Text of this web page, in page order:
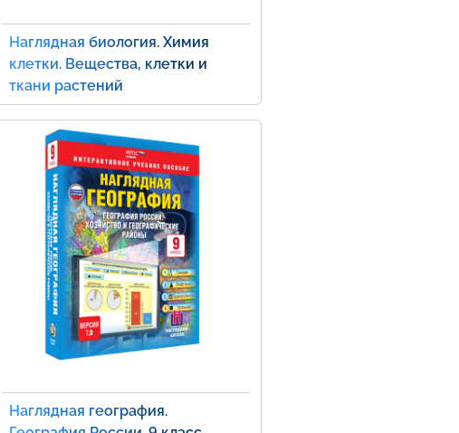
Наглядная биология. Химия
клетки. Вещества, клетки и
ткани растений
Наглядная география.